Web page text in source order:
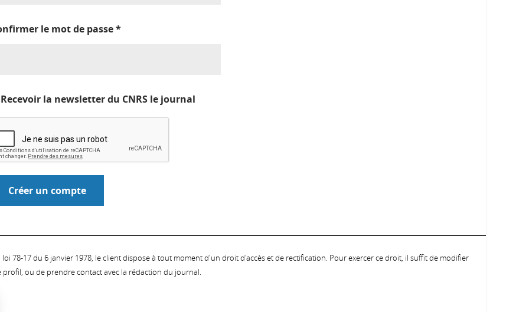
le mot de passe*
Recevoir la newsletter du CNRS le journal
78-17 du 6 janvier 1978, le client dispose à tout moment d'un droit d'accès et de rectification. Pour exercer ce droit, il suffit de modifier
ou de prendre contact avec la rédaction du journal.